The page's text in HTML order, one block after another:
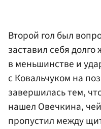
Второй гол был
заставил себя
в меньшинстве и
с Ковальчуком на
завершилась тем,
нашел Овечкина,
пропустил между